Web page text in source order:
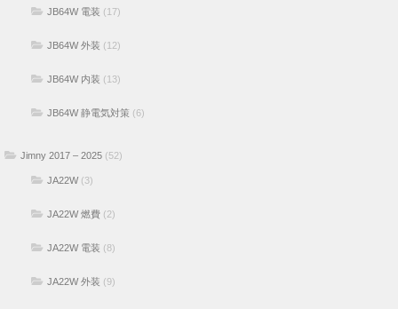
JB64W 電装 (17)
JB64W 外装 (12)
JB64W 内装 (13)
JB64W 静電気対策 (6)
Jimny 2017 – 2025 (52)
JA22W(3)
JA22W 燃費 (2)
JA22W 電装 (8)
JA22W 外装 (9)